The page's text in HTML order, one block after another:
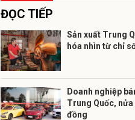
ĐỌC TIẾP
Sản xuất Trung
hóa nhìn từ chỉ số
Doanh nghiệp
Trung Quốc,
đồng
Gửi